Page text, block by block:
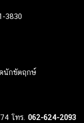
3830
นักขัตฤกษ์
โทร. 062-624-2093